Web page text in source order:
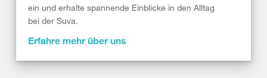
ein und erhalte spannende Einblicke in den Alltag
bei der Suva.
Erfahre mehr über uns